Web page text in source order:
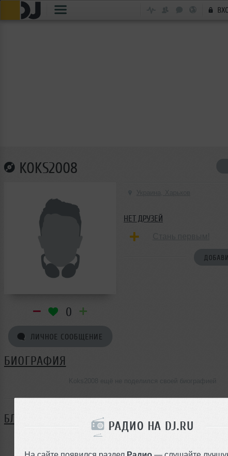
РАДИО НА DJ.RU
На сайте появился раздел Радио — слушайте
KOKS2008
0
ЛИЧНОЕ СООБЩЕНИЕ
НЕТ ДРУЗЕЙ
БИОГРАФИЯ
БЛОГ